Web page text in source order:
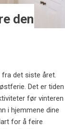
den
fra det siste året.
Det er tiden
før vinteren
i hjemmene dine
for å feire